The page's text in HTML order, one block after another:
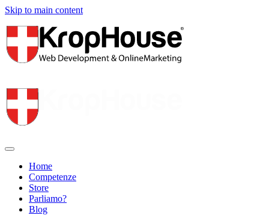
Skip to main content
Home
Competenze
Store
Parliamo?
Blog